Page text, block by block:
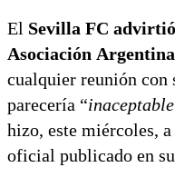
El Sevilla FC
Asociación
cualquier reunión con
parecería “
hizo, este miércoles,
oficial publicado en su